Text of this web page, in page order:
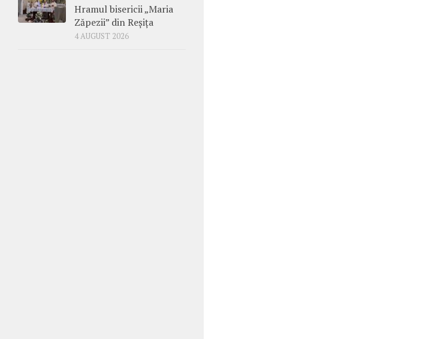
Hramul bisericii „Maria
Zăpezii” din Reșița
4 AUGUST 2026